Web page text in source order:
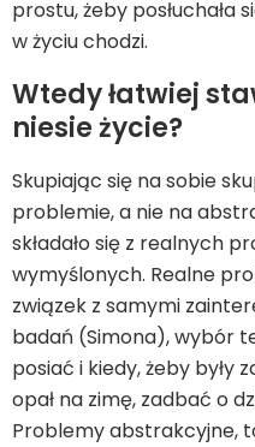
prostu, żeby posłuchała
w życiu chodzi.
Wtedy łatwiej
niesie życie?
Skupiając się na sobie
problemie, a nie na
składało się z realnych
wymyślonych. Realne
związek z samymi
badań (Simona), wybór
posiać i kiedy, żeby były
opał na zimę, zadbać o
Problemy abstrakcyjne,